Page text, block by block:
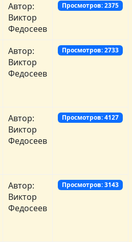
Автор:
Виктор
Федосеев
Просмотров: 2375
Автор:
Виктор
Федосеев
Просмотров: 2733
Автор:
Виктор
Федосеев
Просмотров: 4127
Автор:
Виктор
Федосеев
Просмотров: 3143